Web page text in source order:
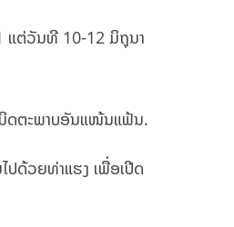
ແຕ່ວັນທີ 10-12 ມິຖຸນາ
ດຕະພາບອັນແໜ້ນແຟ້ນ.
ດ້ວຍທ່າແຮງ ເພື່ອເປີດ